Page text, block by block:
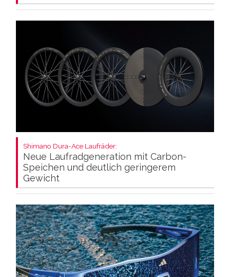
Shimano Dura-Ace Laufräder:
Neue Laufradgeneration mit Carbon-
Speichen und deutlich geringerem
Gewicht